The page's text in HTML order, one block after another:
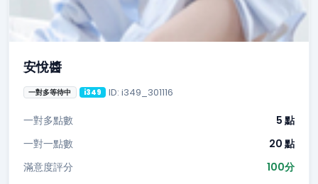
安悅醬
一對多等待中 i349 ID: i349_301116
一對多點數
5 點
一對一點數
20 點
滿意度評分
100分